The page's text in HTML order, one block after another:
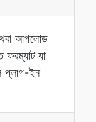
আপলোড
যা
প্লাগ-ইন